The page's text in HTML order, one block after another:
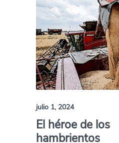
julio 1, 2024
El héroe de los
hambrientos